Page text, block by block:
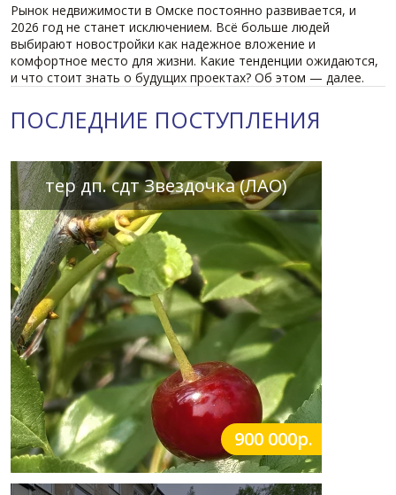
Рынок недвижимости в Омске постоянно развивается, и
2026 год не станет исключением. Всё больше людей
выбирают новостройки как надежное вложение и
комфортное место для жизни. Какие тенденции ожидаются,
и что стоит знать о будущих проектах? Об этом — далее.
ПОСЛЕДНИЕ ПОСТУПЛЕНИЯ
тер дп. сдт Звездочка (ЛАО)
900 000р.